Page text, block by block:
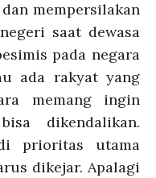
mempersilakan
saat dewasa
pada negara
ada rakyat yang
memang ingin
dikendalikan.
prioritas utama
dikejar. Apalagi